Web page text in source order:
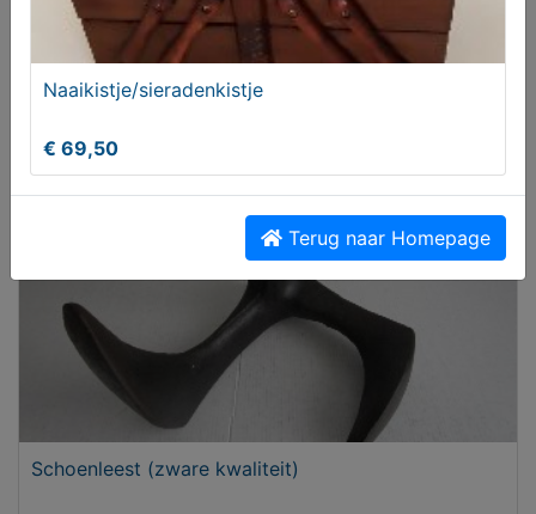
ThunderDome T-shirt Polo
Schoenleest (zware kwaliteit)
Naaikistje/sieradenkistje
€ 69,50
Terug naar Homepage